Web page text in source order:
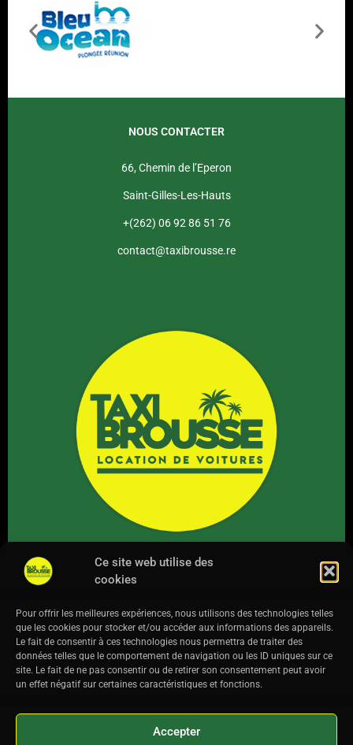
Ce site web utilise des
cookies
Pour offrir les meilleures expériences, nous utilisons des technologies telles
que les cookies pour stocker et/ou accéder aux informations des appareils.
Le fait de consentir à ces technologies nous permettra de traiter des
données telles que le comportement de navigation ou les ID uniques sur ce
site. Le fait de ne pas consentir ou de retirer son consentement peut avoir
un effet négatif sur certaines caractéristiques et fonctions.
Accepter
NOUS CONTACTER
66, Chemin de l’Eperon
Saint-Gilles-Les-Hauts
+(262) 06 92 86 51 76
contact@taxibrousse.re
F
a
c
e
o
I
n
s
t
g
r
L
i
n
k
d